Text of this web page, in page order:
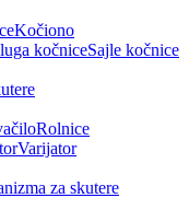
Kočiono
kočniceSajle kočnice
Rolnice
Varijator